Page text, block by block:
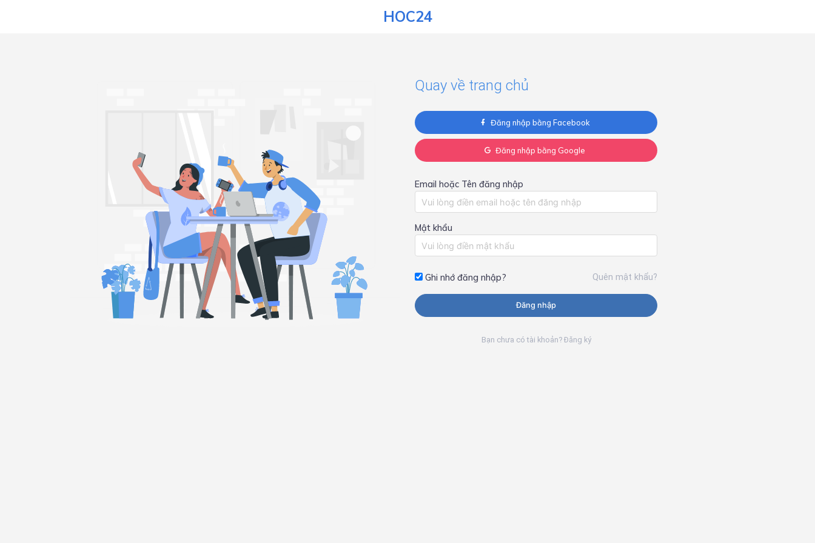
HOC24
Quay về trang chủ
Đăng nhập bằng Facebook
Đăng nhập bằng Google
Email hoặc Tên đăng nhập
Mật khẩu
Ghi nhớ đăng nhập? Quên mật khẩu?
Đăng nhập
Bạn chưa có tài khoản? Đăng ký